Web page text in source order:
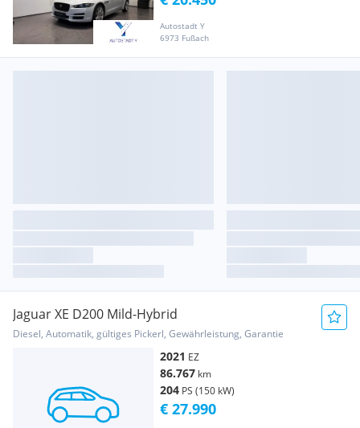
Autostadt Y
6973 Fußach
Jaguar XE D200 Mild-Hybrid
Diesel, Automatik, gültiges Pickerl, Gewährleistung, Garantie
2021 EZ
86.767 km
204 PS (150 kW)
€ 27.990